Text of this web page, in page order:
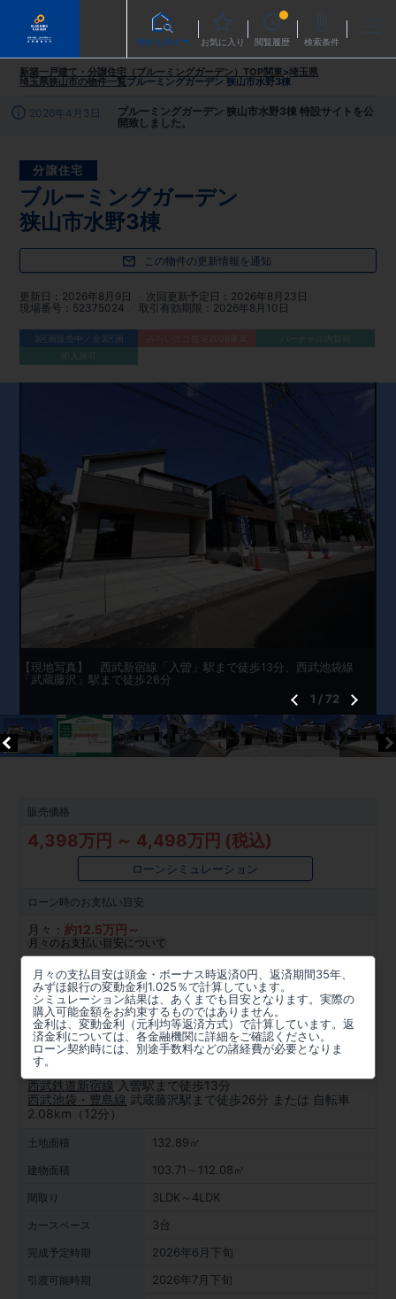
物件を探す お気に入り 閲覧履歴 検索条件
新築一戸建て・分譲住宅（ブルーミングガーデン）TOP関東>埼玉県
埼玉県狭山市の物件一覧ブルーミングガーデン 狭山市水野3棟
2026年4月3日
ブルーミングガーデン 狭山市水野3棟 特設サイトを公
開致しました。
分譲住宅
ブルーミングガーデン
狭山市水野3棟
この物件の更新情報を通知
更新日 2026年8月9日 次回更新予定日
2026年8月23日
現場番号
52375024 取引有効期限 2026年8月10日
3区画販売中／全3区画
バーチャル内覧可
即入居可
販売価格
4,398万円 ～ 4,498万円 (税込)
ローンシミュレーション
ローン時のお支払い目安
月々：約12.5万円～
月々のお支払い目安について
月々の支払目安は頭金・ボーナス時返済0円、返済期間35年、
みずほ銀行の変動金利1.025％で計算しています。
シミュレーション結果は、あくまでも目安となります。実際の
購入可能金額をお約束するものではありません。
金利は、変動金利（元利均等返済方式）で計算しています。返
済金利については、各金融機関に詳細をご確認ください。
ローン契約時には、別途手数料などの諸経費が必要となりま
す。
所在地
埼玉県狭山市大字水野字月見野607-6他
周辺マップを見る
アクセス
西武鉄道新宿線 入曽駅まで徒歩13分
西武池袋・豊島線 武蔵藤沢駅まで徒歩26分 または 自転車
2.08km（12分）
土地面積 132.89㎡
建物面積 103.71～112.08㎡
間取り 3LDK～4LDK
カースペース 3台
完成予定時期 2026年6月下旬
引渡可能時期 2026年7月下旬
【現地写真】 西武新宿線「入曽」駅まで徒歩13分、西武池袋線
「武蔵藤沢」駅まで徒歩26分
1 /72